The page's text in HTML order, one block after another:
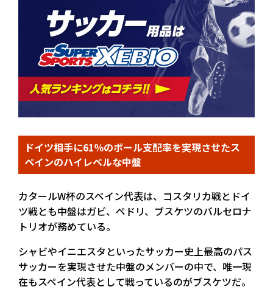
ドイツ相手に61％のボール支配率を実現させたス
ペインのハイレベルな中盤
カタールW杯のスペイン代表は、コスタリカ戦とドイ
ツ戦とも中盤はガビ、ペドリ、ブスケツのバルセロナ
トリオが務めている。
シャビやイニエスタといったサッカー史上最高のパス
サッカーを実現させた中盤のメンバーの中で、唯一現
在もスペイン代表として戦っているのがブスケツだ。